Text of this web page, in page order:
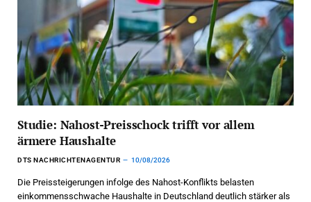
Studie: Nahost-Preisschock trifft vor allem
ärmere Haushalte
DTS NACHRICHTENAGENTUR 10/08/2026
Die Preissteigerungen infolge des Nahost-Konflikts belasten
einkommensschwache Haushalte in Deutschland deutlich stärker als